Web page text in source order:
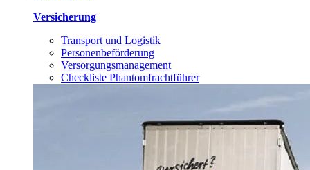
Versicherung
Transport und Logistik
Personenbeförderung
Versorgungsmanagement
Checkliste Phantomfrachtführer